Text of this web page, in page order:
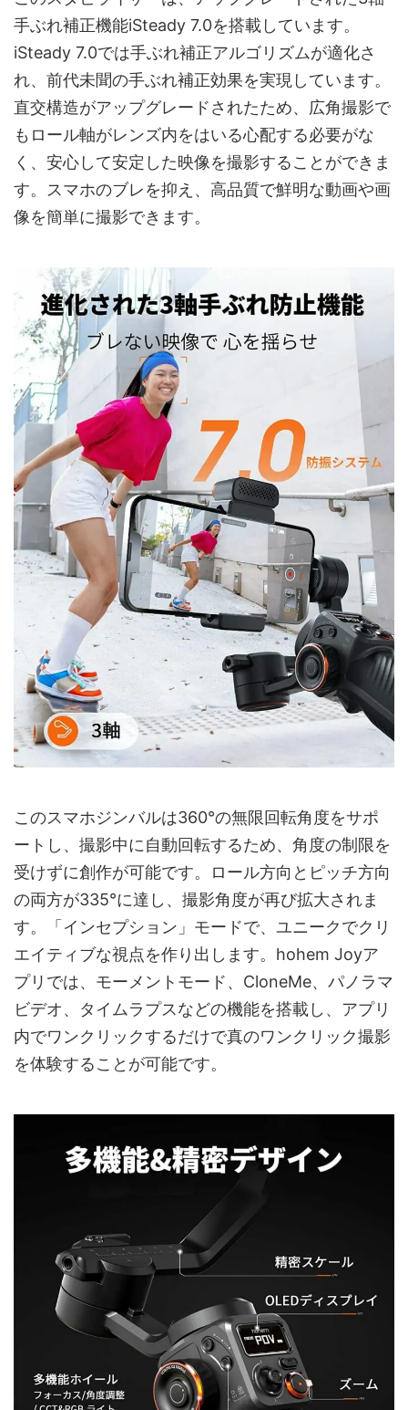
手ぶれ補正機能iSteady 7.0を搭載しています。
iSteady 7.0では手ぶれ補正アルゴリズムが適化さ
れ、前代未聞の手ぶれ補正効果を実現しています。
直交構造がアップグレードされたため、広角撮影で
もロール軸がレンズ内をはいる心配する必要がな
く、安心して安定した映像を撮影することができま
す。スマホのブレを抑え、高品質で鮮明な動画や画
像を簡単に撮影できます。
このスマホジンバルは360°の無限回転角度をサポ
ートし、撮影中に自動回転するため、角度の制限を
受けずに創作が可能です。ロール方向とピッチ方向
の両方が335°に達し、撮影角度が再び拡大されま
す。「インセプション」モードで、ユニークでクリ
エイティブな視点を作り出します。hohem Joyア
プリでは、モーメントモード、CloneMe、パノラマ
ビデオ、タイムラプスなどの機能を搭載し、アプリ
内でワンクリックするだけで真のワンクリック撮影
を体験することが可能です。